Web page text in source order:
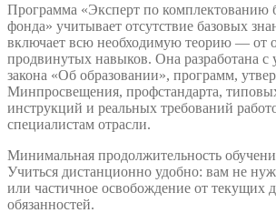
Программа «Эксперт по комплектованию
фонда» учитывает отсутствие базовых
включает всю необходимую теорию — от
продвинутых навыков. Она разработана с
закона «Об образовании», программ,
Минпросвещения, профстандарта,
инструкций и реальных требований
специалистам отрасли.
Минимальная продолжительность
Учиться дистанционно удобно: вам не
или частичное освобождение от текущих
обязанностей.